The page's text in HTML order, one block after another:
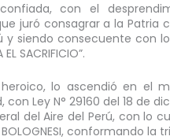
con el
juró consagrar a la Patria
siendo consecuente con lo
SACRIFICIO”.
lo ascendió en el
Ley N° 29160 del 18 de
del Aire del Perú, con lo
conformando la